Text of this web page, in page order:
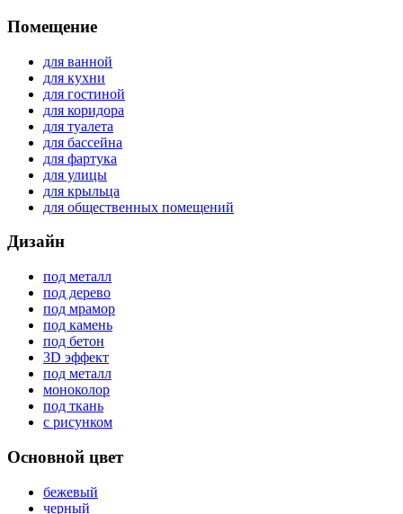
Помещение
для ванной
для кухни
для гостиной
для коридора
для туалета
для бассейна
для фартука
для улицы
для крыльца
для общественных помещений
Дизайн
под металл
под дерево
под мрамор
под камень
под бетон
3D эффект
под металл
моноколор
под ткань
с рисунком
Основной цвет
бежевый
черный